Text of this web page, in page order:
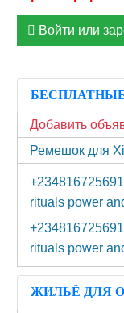
Войти или
Добавить
Ремешок для
rituals power
rituals power
ЖИЛЬЁ ДЛЯ